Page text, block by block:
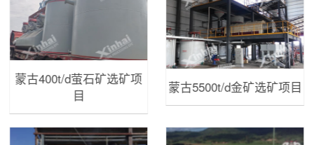
蒙古400t/d萤石矿选矿项
目
蒙古5500t/d金矿选矿项目